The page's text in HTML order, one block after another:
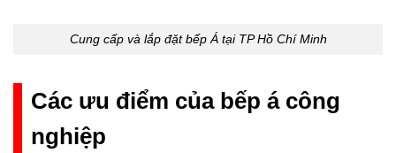
Cung cấp và lắp đặt bếp Á tại TP Hồ Chí Minh
Các ưu điểm của bếp á công
nghiệp